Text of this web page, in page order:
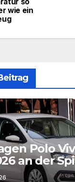
wie ein
Polo
an der